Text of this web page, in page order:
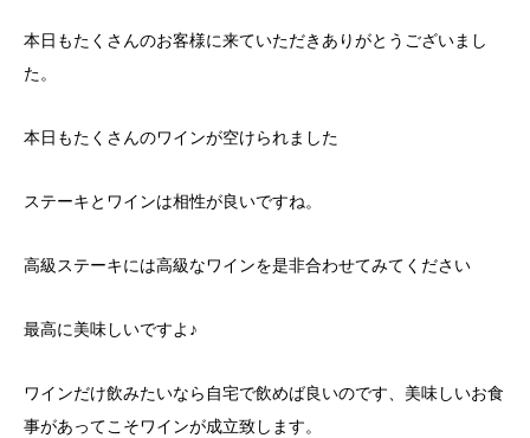
本日もたくさんのお客様に来ていただきありがとうございまし
た。
本日もたくさんのワインが空けられました
ステーキとワインは相性が良いですね。
高級ステーキには高級なワインを是非合わせてみてください
最高に美味しいですよ♪
ワインだけ飲みたいなら自宅で飲めば良いのです、美味しいお食
事があってこそワインが成立致します。